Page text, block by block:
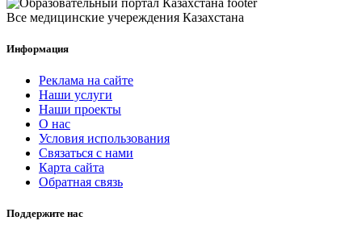
Все медицинские учереждения Казахстана
Информация
Реклама на сайте
Наши услуги
Наши проекты
О нас
Условия использования
Связаться с нами
Карта сайта
Обратная связь
Поддержите нас